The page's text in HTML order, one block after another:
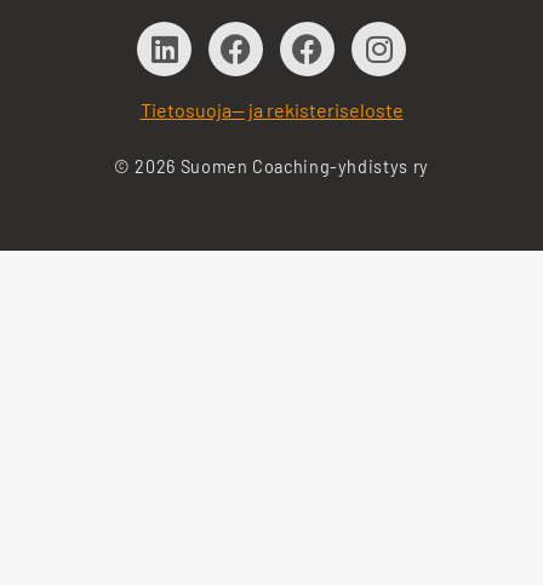
Tietosuoja— ja rekisteriseloste
© 2026 Suomen Coaching-yhdistys ry